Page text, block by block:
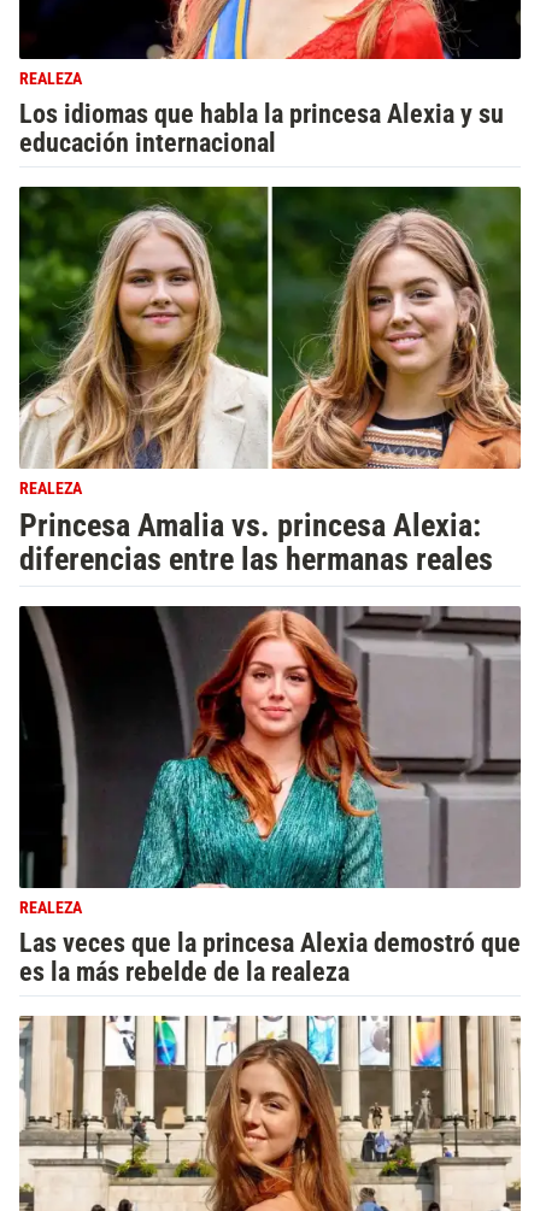
REALEZA
Los idiomas que habla la princesa Alexia y su
educación internacional
REALEZA
Princesa Amalia vs. princesa Alexia:
diferencias entre las hermanas reales
REALEZA
Las veces que la princesa Alexia demostró que
es la más rebelde de la realeza